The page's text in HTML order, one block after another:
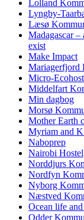
Lolland
Lyngby-
Læsø
Madagascar
exist
Make Impact
Mariagerfjord
Micro-
Middelfart
Min dagbog
Morsø
Mother Earth
Myriam and
Naboprep
Nairobi Hostel
Norddjurs
Nordfyn
Nyborg
Næstved
Ocean life and
Odder